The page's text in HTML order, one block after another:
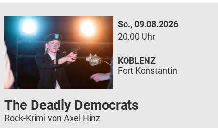
So., 09.08.2026
20.00 Uhr
The Deadly Democrats
Rock-Krimi von Axel Hinz
KOBLENZ
Fort Konstantin